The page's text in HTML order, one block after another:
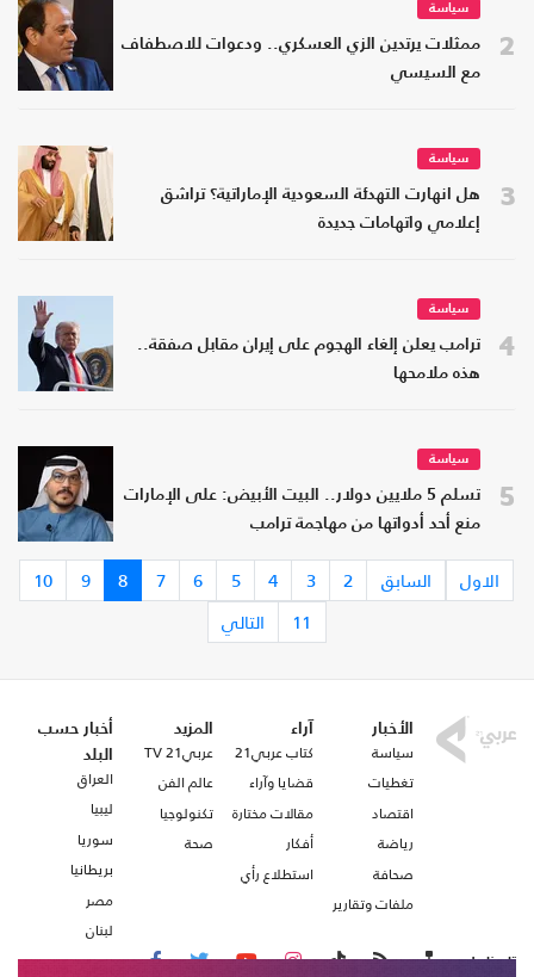
2
سياسة
ممثلات يرتدين الزي العسكري.. ودعوات للاصطفاف
مع السيسي
3
سياسة
هل انهارت التهدئة السعودية الإماراتية؟ تراشق
إعلامي واتهامات جديدة
4
سياسة
ترامب يعلن إلغاء الهجوم على إيران مقابل صفقة..
هذه ملامحها
5
سياسة
تسلم 5 ملايين دولار.. البيت الأبيض: على الإمارات
منع أحد أدواتها من مهاجمة ترامب
الاول السابق 2
3
4
5
6
7
8
9
10
11
التالي
الأخبار
سياسة
تغطيات
اقتصاد
رياضة
صحافة
ملفات وتقارير
آراء
كتاب عربي21
قضايا وآراء
مقالات مختارة
أفكار
استطلاع رأي
المزيد
عربي21 TV
عالم الفن
تكنولوجيا
صحة
أخبار حسب
البلد
العراق
ليبيا
سوريا
بريطانيا
مصر
لبنان
تابعنا على